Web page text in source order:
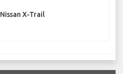
Nissan X-Trail